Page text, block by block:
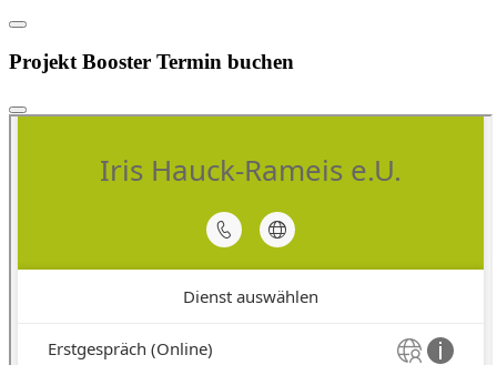
Projekt Booster Termin buchen